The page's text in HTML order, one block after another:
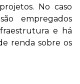
No caso
empregados
e há
renda sobre os